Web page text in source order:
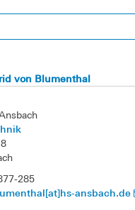
von Blumenthal
285
ansbach.de